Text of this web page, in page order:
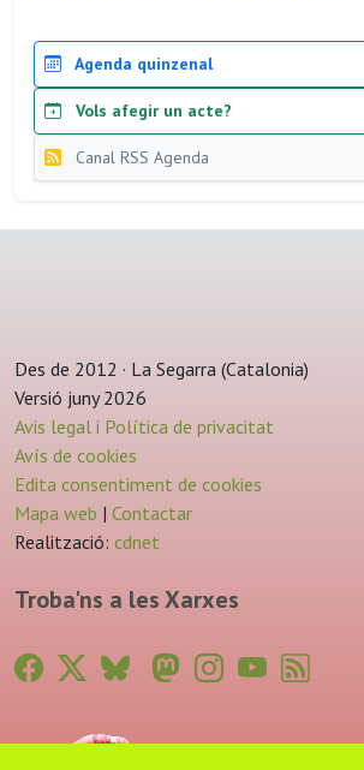
Agenda quinzenal
Vols afegir un acte?
Canal RSS Agenda
Des de 2012 · La Segarra (Catalonia)
Versió juny 2026
Avis legal i Política de privacitat
Avís de cookies
Edita consentiment de cookies
Mapa web | Contactar
Realització: cdnet
Troba'ns a les Xarxes